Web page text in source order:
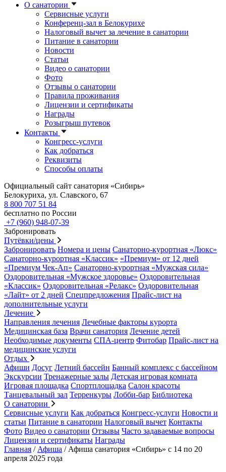
О санатории
Сервисные услуги
Конференц-зал в Белокурихе
Налоговый вычет за лечение в санатории
Питание в санатории
Новости
Статьи
Видео о санатории
Фото
Отзывы о санатории
Правила проживания
Лицензии и сертификаты
Награды
Розыгрыш путевок
Контакты
Конгресс-услуги
Как добраться
Реквизиты
Способы оплаты
Официальный сайт санатория «Сибирь»
Белокуриха, ул. Славского, 67
8 800 707 51 84
бесплатно по России
+7 (960) 948-07-39
Забронировать
Путёвки/цены
Забронировать Номера и цены Санаторно-курортная «Люкс»
Санаторно-курортная «Классик» «Премиум» от 12 дней
«Премиум Чек-Ап» Санаторно-курортная «Мужская сила»
Оздоровительная «Мужское здоровье» Оздоровительная
«Классик» Оздоровительная «Релакс» Оздоровительная
«Лайт» от 2 дней Спецпредложения Прайс-лист на
дополнительные услуги
Лечение
Направления лечения Лечебные факторы курорта
Медицинская база Врачи санатория Лечение детей
Необходимые документы СПА-центр Фитобар Прайс-лист на
медицинские услуги
Отдых
Афиши Досуг Летний бассейн Банный комплекс с бассейном
Экскурсии Тренажерные залы Детская игровая комната
Игровая площадка Спортплощадка Салон красоты
Танцевальный зал Терренкуры Лобби-бар Библиотека
О санатории
Сервисные услуги Как добраться Конгресс-услуги Новости и
статьи Питание в санатории Налоговый вычет Контакты
Фото Видео о санатории Отзывы Часто задаваемые вопросы
Лицензии и сертификаты Награды
Главная / Афиша / Афиша санатория «Сибирь» с 14 по 20
апреля 2025 года